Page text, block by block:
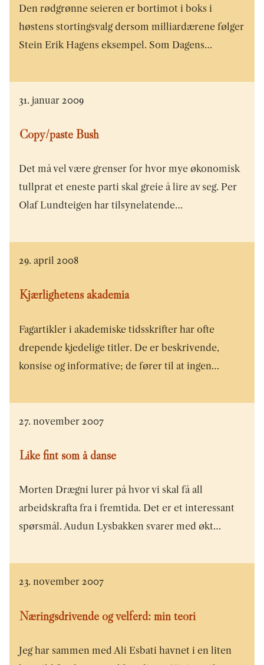
Den rødgrønne seieren er bortimot i boks i
høstens stortingsvalg dersom milliardærene følger
Stein Erik Hagens eksempel. Som Dagens…
31. januar 2009
Copy/paste Bush
Det må vel være grenser for hvor mye økonomisk
tullprat et eneste parti skal greie å lire av seg. Per
Olaf Lundteigen har tilsynelatende…
29. april 2008
Kjærlighetens akademia
Fagartikler i akademiske tidsskrifter har ofte
drepende kjedelige titler. De er beskrivende,
konsise og informative; de fører til at ingen…
27. november 2007
Like fint som å danse
Morten Drægni lurer på hvor vi skal få all
arbeidskrafta fra i fremtida. Det er et interessant
spørsmål. Audun Lysbakken svarer med økt…
23. november 2007
Næringsdrivende og velferd: min teori
Jeg har sammen med Ali Esbati havnet i en liten